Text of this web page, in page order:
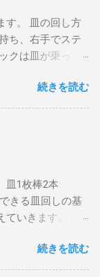
す。 皿の回し方
ち、右手でステ
クは皿が乗って
るように持ち、
分（「グリッ
手とちょうど
を当てます。
手は手前に、右
ると皿が時計回
いで確認して
けて左手を放
右手のスティッ
続きを読む
皿1枚棒2本
きる皿回しの基
いきます。 ゆ
ティックリバー
て反対側で受け
続きを読む